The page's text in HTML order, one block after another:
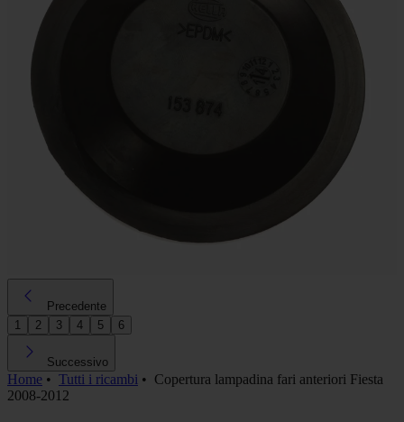
Precedente
1
2 3 4 5 6
Successivo
Home • Tutti i ricambi • Copertura lampadina fari anteriori Fiesta
2008-2012